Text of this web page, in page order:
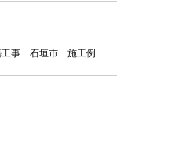
工事 石垣市 施工例